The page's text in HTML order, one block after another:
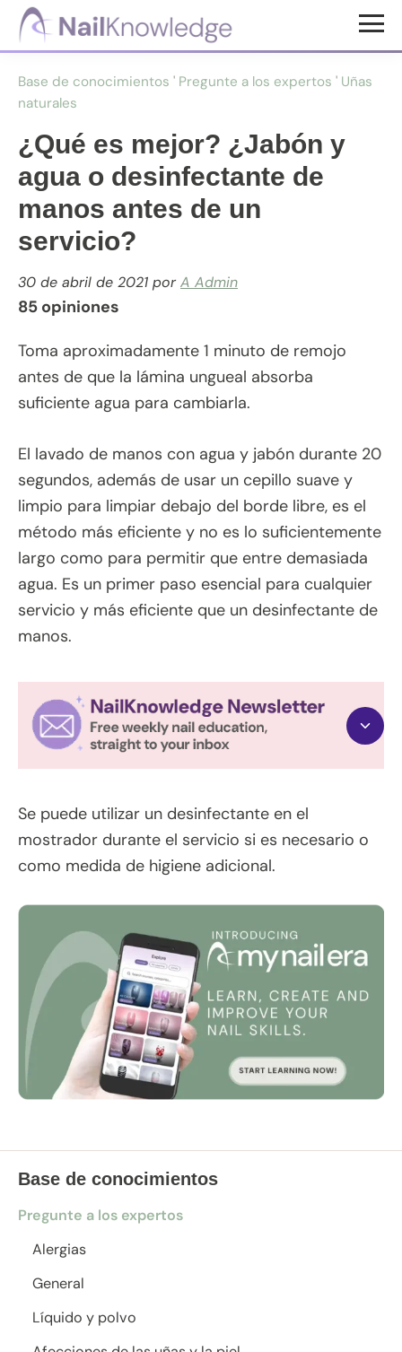
Saltar
principal
Saltar
Conocimientos
de
uñas
Base de conocimientos
Pregunte a los expertos
Alergias
General
Líquido y polvo
Base de conocimientos ' Pregunte a los expertos ' Uñas
naturales
¿Qué es mejor? ¿Jabón y
agua o desinfectante de
manos antes de un
servicio?
30 de abril de 2021 porA Admin
85 opiniones
Toma aproximadamente 1 minuto de remojo
antes de que la lámina ungueal absorba
suficiente agua para cambiarla.
El lavado de manos con agua y jabón durante 20
segundos, además de usar un cepillo suave y
limpio para limpiar debajo del borde libre, es el
método más eficiente y no es lo suficientemente
largo como para permitir que entre demasiada
agua. Es un primer paso esencial para cualquier
servicio y más eficiente que un desinfectante de
manos.
Se puede utilizar un desinfectante en el
mostrador durante el servicio si es necesario o
como medida de higiene adicional.